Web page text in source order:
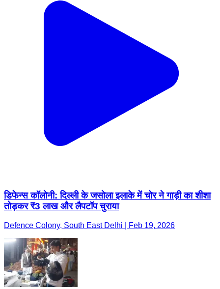
डिफेन्स कॉलोनी: दिल्ली के जसोला इलाके में चोर ने गाड़ी का शीशा
तोड़कर ₹3 लाख और लैपटॉप चुराया
Defence Colony, South East Delhi | Feb 19, 2026